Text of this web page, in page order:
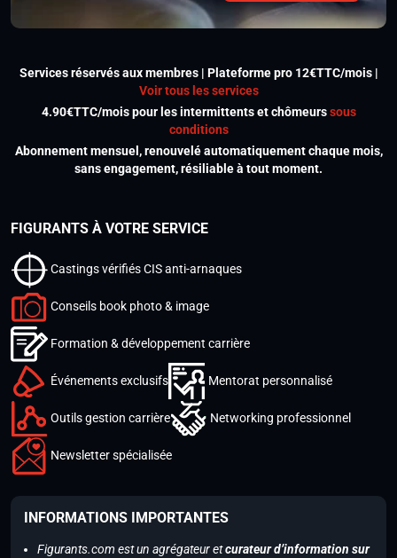
Services réservés aux membres | Plateforme pro 12€TTC/mois |
Voir tous les services
4.90€TTC/mois pour les intermittents et chômeurssous
conditions
Abonnement mensuel, renouvelé automatiquement chaque mois,
sans engagement, résiliable à tout moment.
FIGURANTS À VOTRE SERVICE
Castings vérifiés CIS anti-arnaques
Conseils book photo & image
Formation & développement carrière
Événements exclusifs Mentorat personnalisé
Outils gestion carrière Networking professionnel
Newsletter spécialisée
INFORMATIONS IMPORTANTES
Figurants.com est un agrégateur etcurateur d’information sur